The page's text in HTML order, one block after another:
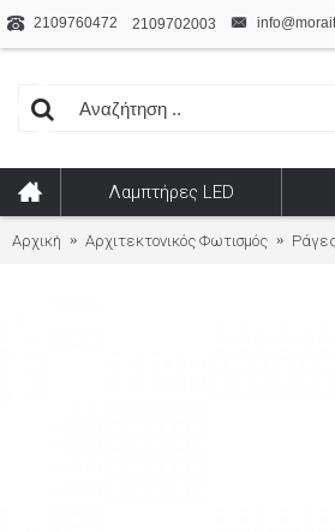
2109760472 2109702003
Λαμπτήρες LED
Αρχική Αρχιτεκτονικός Φωτισμός